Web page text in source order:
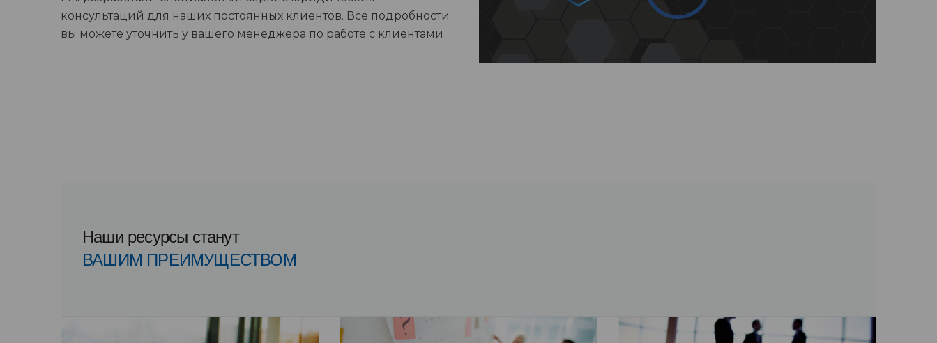
консультаций для наших постоянных клиентов. Все подробности
вы можете уточнить у вашего менеджера по работе с клиентами
Наши ресурсы станут
ВАШИМ ПРЕИМУЩЕСТВОМ